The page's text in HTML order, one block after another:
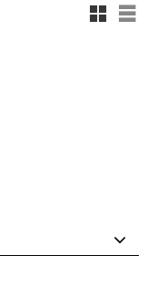
Rutnätsvy
Listvy